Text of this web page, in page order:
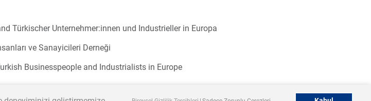
aboneliğini yükleyiniz
Türkischer Unternehmer:innen und Industrieller in Europa
ve Sanayicileri Derneği
Businesspeople and Industrialists in Europe